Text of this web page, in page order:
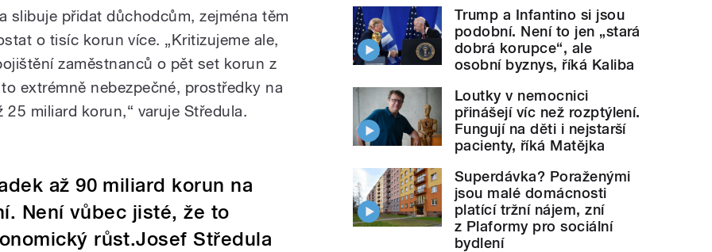
slibuje přidat důchodcům, zejména těm
o tisíc korun více. „Kritizujeme ale,
zaměstnanců o pět set korun z
extrémně nebezpečné, prostředky na
miliard korun,“ varuje Středula.
až 90 miliard korun na
Není vůbec jisté, že to
růst.Josef Středula
Trump a Infantino si jsou
podobní. Není to jen „stará
dobrá korupce“, ale
osobní byznys, říká Kaliba
Loutky v nemocnici
přinášejí víc než rozptýlení.
Fungují na děti i nejstarší
pacienty, říká Matějka
Superdávka? Poraženými
jsou malé domácnosti
platící tržní nájem, zní
z Plaformy pro sociální
bydlení